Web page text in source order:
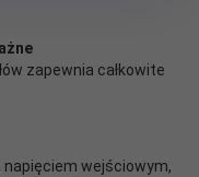
zapewnia całkowite
wejściowym,